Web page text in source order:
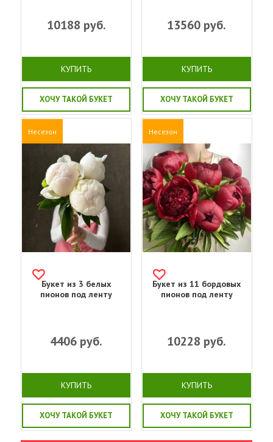
10188 руб.
КУПИТЬ
ХОЧУ ТАКОЙ БУКЕТ
13560 руб.
КУПИТЬ
ХОЧУ ТАКОЙ БУКЕТ
Несезон
Букет из 3 белых
пионов под ленту
4406 руб.
КУПИТЬ
ХОЧУ ТАКОЙ БУКЕТ
Несезон
Букет из 11 бордовых
пионов под ленту
10228 руб.
КУПИТЬ
ХОЧУ ТАКОЙ БУКЕТ